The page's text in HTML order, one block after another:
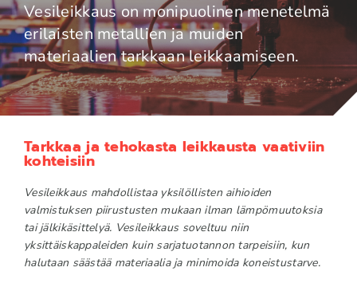
Vesileikkaus on monipuolinen menetelmä
erilaisten metallien ja muiden
materiaalien tarkkaan leikkaamiseen.
Tarkkaa ja tehokasta leikkausta vaativiin
kohteisiin
Vesileikkaus mahdollistaa yksilöllisten aihioiden
valmistuksen piirustusten mukaan ilman lämpömuutoksia
tai jälkikäsittelyä. Vesileikkaus soveltuu niin
yksittäiskappaleiden kuin sarjatuotannon tarpeisiin, kun
halutaan säästää materiaalia ja minimoida koneistustarve.